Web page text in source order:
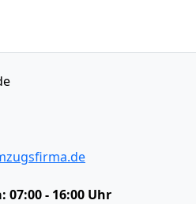
07:00 - 16:00 Uhr